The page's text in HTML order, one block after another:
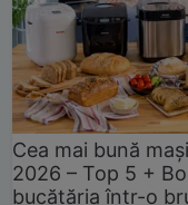
Cea mai bună
2026 – Top 5 +
bucătăria într-o